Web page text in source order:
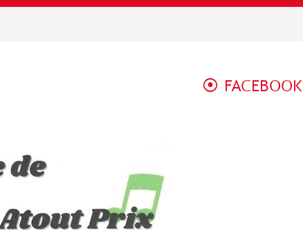
FACEBOOK